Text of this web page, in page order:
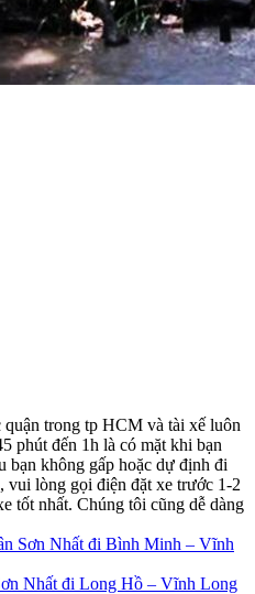
trong tp HCM và tài xế luôn
phút đến 1h là có mặt khi bạn
bạn không gấp hoặc dự định đi
vui lòng gọi điện đặt xe trước 1-2
tốt nhất. Chúng tôi cũng dễ dàng
Sơn Nhất đi Bình Minh – Vĩnh
Nhất đi Long Hồ – Vĩnh Long